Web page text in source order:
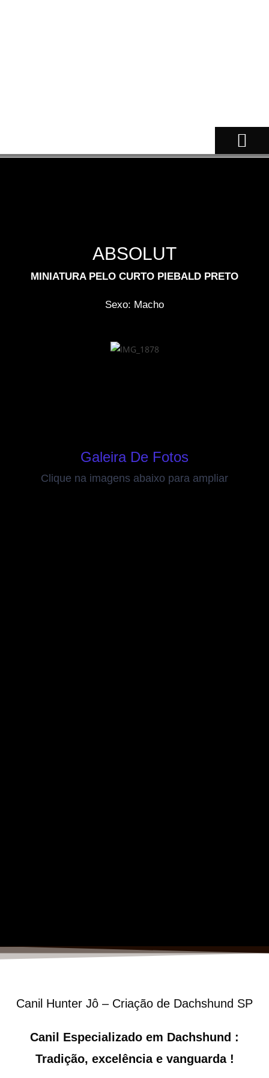
ABSOLUT
MINIATURA PELO CURTO PIEBALD PRETO
Sexo: Macho
Galeira De Fotos
Clique na imagens abaixo para ampliar
Canil Hunter Jô – Criação de Dachshund SP
Canil Especializado em Dachshund :
Tradição, excelência e vanguarda !